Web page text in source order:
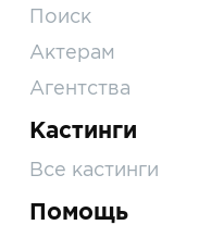
Поиск
Актерам
Агентства
Кастинги
Все кастинги
Помощь